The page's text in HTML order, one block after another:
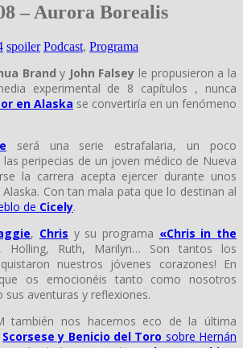
– Aurora Borealis
spoiler Podcast, Programa
Brand y John Falsey le propusieron a la
experimental de 8 capítulos , nunca
en Alaska se convertiría en un fenómeno
será una serie estrafalaria, un poco
peripecias de un joven médico de Nueva
la carrera acepta ejercer durante unos
Con tan mala pata que lo destinan al
de Cicely.
, Chris y su programa «Chris in the
Holling, Ruth, Marilyn… Son tantos los
nuestros jóvenes corazones! En
os emocionéis tanto como nosotros
sus aventuras y reflexiones.
también nos hacemos eco de la última
Scorsese y Benicio del Toro sobre Hernán